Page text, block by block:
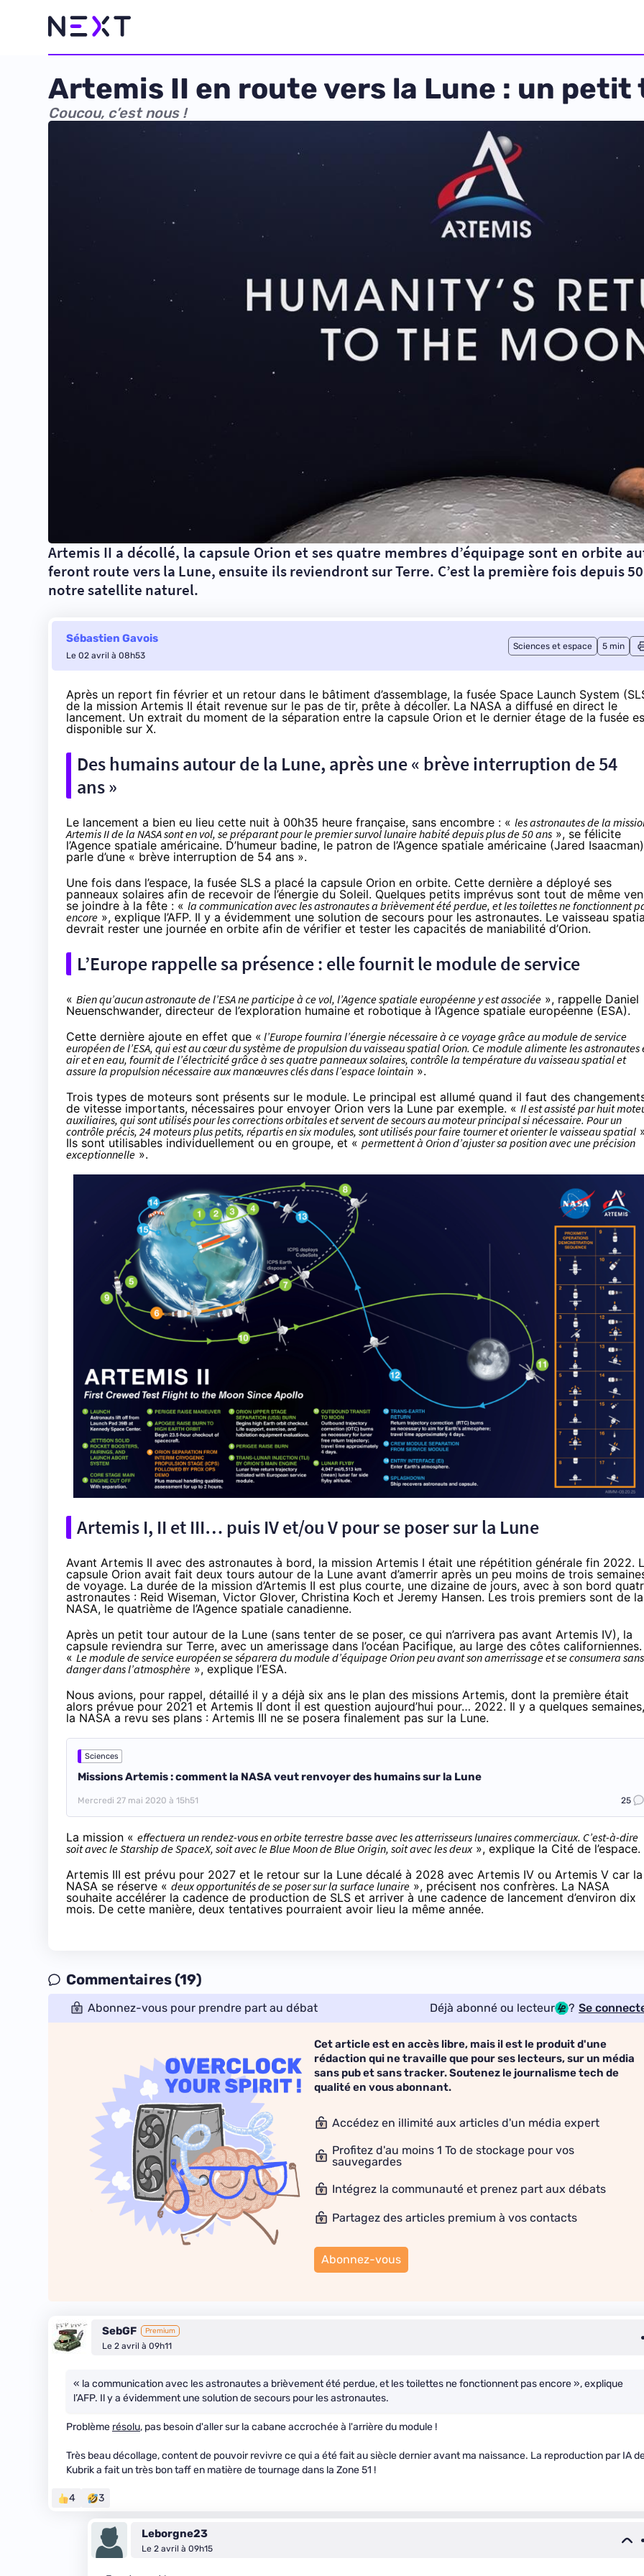
Artemis II en route vers la Lune : un petit
Coucou, c’est nous !
Artemis II a décollé, la capsule Orion et ses quatre membres d’équipage sont en orbite
feront route vers la Lune, ensuite ils reviendront sur Terre. C’est la première fois depuis
notre satellite naturel.
Sébastien Gavois
Le 02 avril à 08h53
Sciences et espace 5 min
Après un report fin février et un retour dans le bâtiment d’assemblage, la fusée Space Launch System
de la mission Artemis II était revenue sur le pas de tir, prête à décoller. La NASA a diffusé en direct le
lancement. Un extrait du moment de la séparation entre la capsule Orion et le dernier étage de la fusée
disponible sur X.
Des humains autour de la Lune, après une « brève interruption de 54
ans »
Le lancement a bien eu lieu cette nuit à 00h35 heure française, sans encombre : « les astronautes de la
Artemis II de la NASA sont en vol, se préparant pour le premier survol lunaire habité depuis plus de 50 ans », se félicite
l’Agence spatiale américaine. D’humeur badine, le patron de l’Agence spatiale américaine (Jared Isaacman)
parle d’une « brève interruption de 54 ans ».
Une fois dans l’espace, la fusée SLS a placé la capsule Orion en orbite. Cette dernière a déployé ses
panneaux solaires afin de recevoir de l’énergie du Soleil. Quelques petits imprévus sont tout de même
se joindre à la fête : « la communication avec les astronautes a brièvement été perdue, et les toilettes ne fonctionnent
encore », explique l’AFP. Il y a évidemment une solution de secours pour les astronautes. Le vaisseau
devrait rester une journée en orbite afin de vérifier et tester les capacités de maniabilité d’Orion.
L’Europe rappelle sa présence : elle fournit le module de service
« Bien qu’aucun astronaute de l’ESA ne participe à ce vol, l’Agence spatiale européenne y est associée », rappelle Daniel
Neuenschwander, directeur de l’exploration humaine et robotique à l’Agence spatiale européenne (ESA).
Cette dernière ajoute en effet que « l’Europe fournira l’énergie nécessaire à ce voyage grâce au module de service
européen de l’ESA, qui est au cœur du système de propulsion du vaisseau spatial Orion. Ce module alimente les astronautes
air et en eau, fournit de l’électricité grâce à ses quatre panneaux solaires, contrôle la température du vaisseau spatial et
assure la propulsion nécessaire aux manœuvres clés dans l’espace lointain ».
Trois types de moteurs sont présents sur le module. Le principal est allumé quand il faut des
de vitesse importants, nécessaires pour envoyer Orion vers la Lune par exemple. « Il est assisté par huit
auxiliaires, qui sont utilisés pour les corrections orbitales et servent de secours au moteur principal si nécessaire. Pour un
contrôle précis, 24 moteurs plus petits, répartis en six modules, sont utilisés pour faire tourner et orienter le vaisseau spatial
Ils sont utilisables individuellement ou en groupe, et « permettent à Orion d’ajuster sa position avec une précision
exceptionnelle ».
Artemis I, II et III… puis IV et/ou V pour se poser sur la Lune
Avant Artemis II avec des astronautes à bord, la mission Artemis I était une répétition générale fin 2022.
capsule Orion avait fait deux tours autour de la Lune avant d’amerrir après un peu moins de trois
de voyage. La durée de la mission d’Artemis II est plus courte, une dizaine de jours, avec à son bord
astronautes : Reid Wiseman, Victor Glover, Christina Koch et Jeremy Hansen. Les trois premiers sont de la
NASA, le quatrième de l’Agence spatiale canadienne.
Après un petit tour autour de la Lune (sans tenter de se poser, ce qui n’arrivera pas avant Artemis IV), la
capsule reviendra sur Terre, avec un amerissage dans l’océan Pacifique, au large des côtes californiennes.
« Le module de service européen se séparera du module d’équipage Orion peu avant son amerrissage et se consumera sans
danger dans l’atmosphère », explique l’ESA.
Nous avions, pour rappel, détaillé il y a déjà six ans le plan des missions Artemis, dont la première était
alors prévue pour 2021 et Artemis II dont il est question aujourd’hui pour… 2022. Il y a quelques semaines,
la NASA a revu ses plans : Artemis III ne se posera finalement pas sur la Lune.
Sciences
Missions Artemis : comment la NASA veut renvoyer des humains sur la Lune
Mercredi 27 mai 2020 à 15h51 25
La mission « effectuera un rendez-vous en orbite terrestre basse avec les atterrisseurs lunaires commerciaux. C’est-à-dire
soit avec le Starship de SpaceX, soit avec le Blue Moon de Blue Origin, soit avec les deux», explique la Cité de l’espace.
Artemis III est prévu pour 2027 et le retour sur la Lune décalé à 2028 avec Artemis IV ou Artemis V car la
NASA se réserve « deux opportunités de se poser sur la surface lunaire », précisent nos confrères. La NASA
souhaite accélérer la cadence de production de SLS et arriver à une cadence de lancement d’environ dix
mois. De cette manière, deux tentatives pourraient avoir lieu la même année.
Commentaires (19)
Abonnez-vous pour prendre part au débat Déjà abonné ou lecteur ? Se
Cet article est en accès libre, mais il est le produit d'une
rédaction qui ne travaille que pour ses lecteurs, sur un média
sans pub et sans tracker. Soutenez le journalisme tech de
qualité en vous abonnant.
Accédez en illimité aux articles d'un média expert
Profitez d'au moins 1 To de stockage pour vos
sauvegardes
Intégrez la communauté et prenez part aux débats
Partagez des articles premium à vos contacts
Abonnez-vous
SebGF Premium
Le 2 avril à 09h11
« la communication avec les astronautes a brièvement été perdue, et les toilettes ne fonctionnent pas encore », explique
l’AFP. Il y a évidemment une solution de secours pour les astronautes.
Problème résolu, pas besoin d'aller sur la cabane accrochée à l'arrière du module !
Très beau décollage, content de pouvoir revivre ce qui a été fait au siècle dernier avant ma naissance. La reproduction par IA
Kubrik a fait un très bon taff en matière de tournage dans la Zone 51 !
4 3
Leborgne23
Le 2 avril à 09h15